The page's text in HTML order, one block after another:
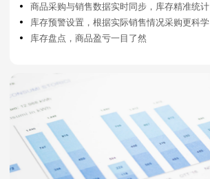
商品采购与销售数据实时同步，库存精准统计
库存预警设置，根据实际销售情况采购更科学
库存盘点，商品盈亏一目了然